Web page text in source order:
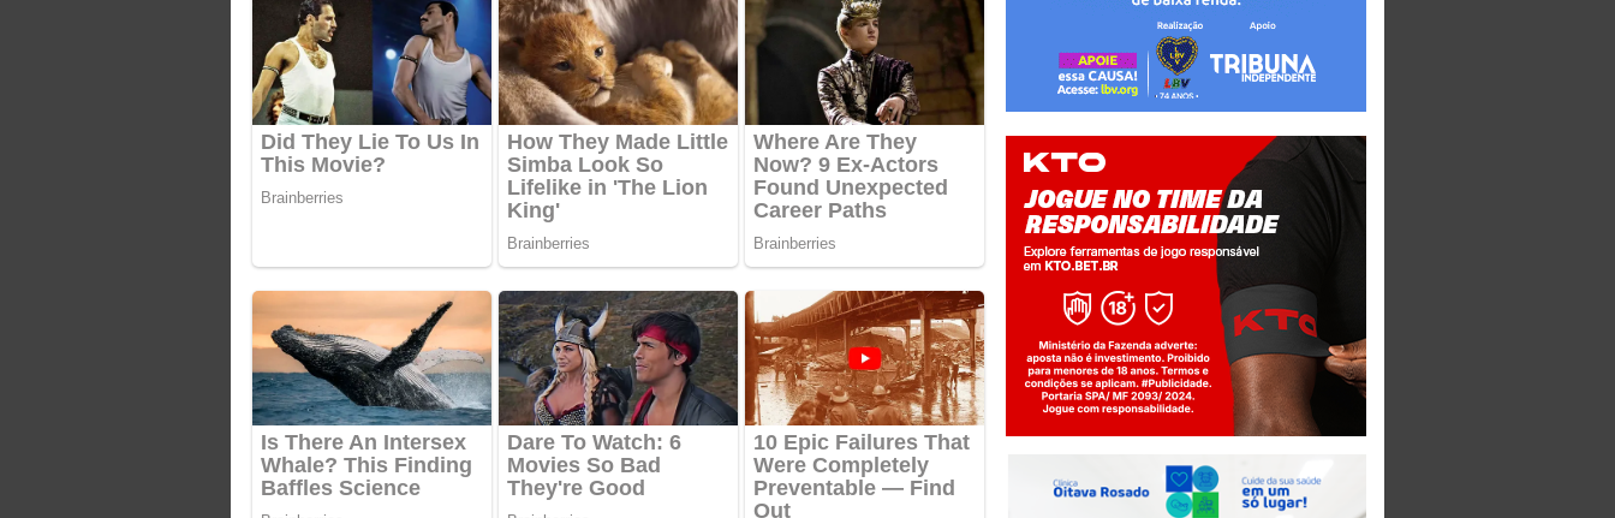
Jogue com responsabilidade. 18+